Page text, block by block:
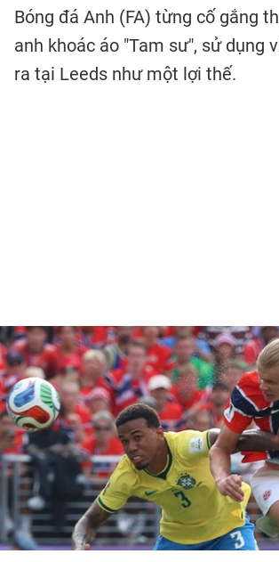
Bóng đá Anh (FA) từng cố gắng
anh khoác áo "Tam sư", sử dụng
ra tại Leeds như một lợi thế.